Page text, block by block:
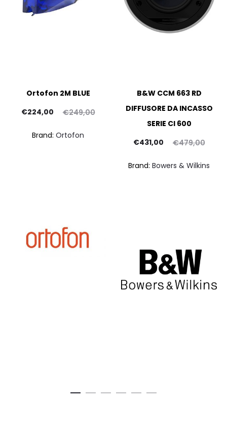
Ortofon 2M BLUE
€249,00
Il
€224,00
Brand: Ortofon
B&W CCM 663 RD
DIFFUSORE DA INCASSO
SERIE CI 600
€479,00
Il
€431,00
Brand: Bowers & Wilkins